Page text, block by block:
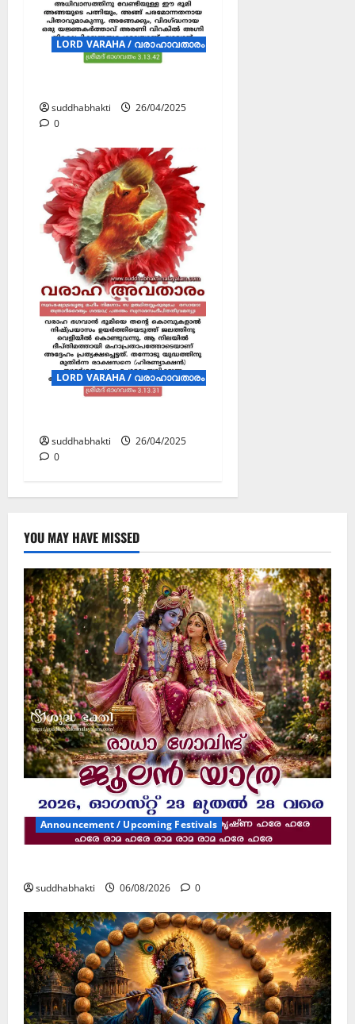
LORD VARAHA / വരാഹാവതാരം (POSTERS)
suddhabhakti
26/04/2025
0
LORD VARAHA / വരാഹാവതാരം (POSTERS)
suddhabhakti
26/04/2025
0
YOU MAY HAVE MISSED
Announcement / Upcoming Festivals
suddhabhakti 06/08/2026 0